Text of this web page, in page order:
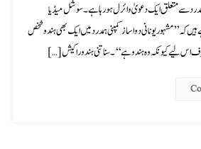
ہمدرد سے متعلق ایک دعویٰ وائرل ہو رہا ہے۔ سوشل میڈیا
’’مشہور یونانی دوا ساز کمپنی ہمدرد میں ایک بھی ہندو شخص
اس لیے کیونکہ وہ ہندو ہے‘‘۔ سناتنی ہندو راکیش […]